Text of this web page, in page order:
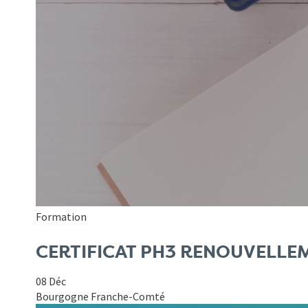
Formation
CERTIFICAT PH3
08 Déc
Bourgogne Franche-Comté